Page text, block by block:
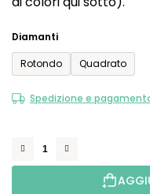
Diamanti
Rotondo
Quadrato
Spedizione e
stelle.